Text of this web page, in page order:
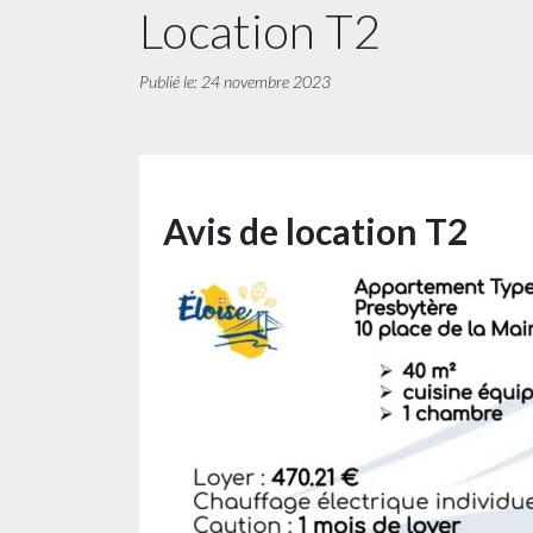
Location T2
Publié le: 24 novembre 2023
Avis de location T2